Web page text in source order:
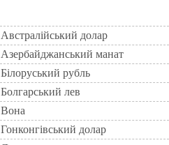
Австралійський долар
Азербайджанський манат
Бiлоруський рубль
Болгарський лев
Вона
Гонконгівський долар